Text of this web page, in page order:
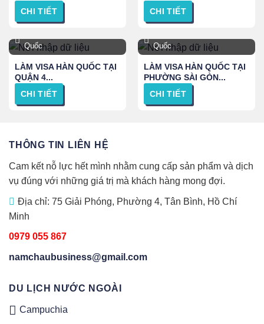
CHI TIẾT
CHI TIẾT
Quốc
LÀM VISA HÀN QUỐC TẠI
QUẬN 4...
CHI TIẾT
Quốc
LÀM VISA HÀN QUỐC TẠI
PHƯỜNG SÀI GÒN...
CHI TIẾT
THÔNG TIN LIÊN HỆ
Cam kết nỗ lực hết mình nhằm cung cấp sản phẩm và dịch
vụ đúng với những giá trị mà khách hàng mong đợi.
Địa chỉ: 75 Giải Phóng, Phường 4, Tân Bình, Hồ Chí
Minh
0979 055 867
namchaubusiness@gmail.com
DU LỊCH NƯỚC NGOÀI
Campuchia